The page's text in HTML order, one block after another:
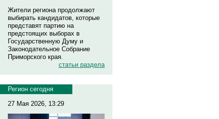
Жители региона продолжают
выбирать кандидатов, которые
представят партию на
предстоящих выборах в
Государственную Думу и
Законодательное Собрание
Приморского края.
статьи раздела
Регион сегодня
27 Мая 2026, 13:29